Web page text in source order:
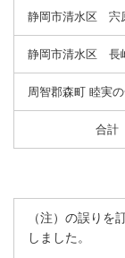
静岡市清水区 宍
静岡市清水区 長
周智郡森町 睦実
合計
（注）の誤りを
しました。